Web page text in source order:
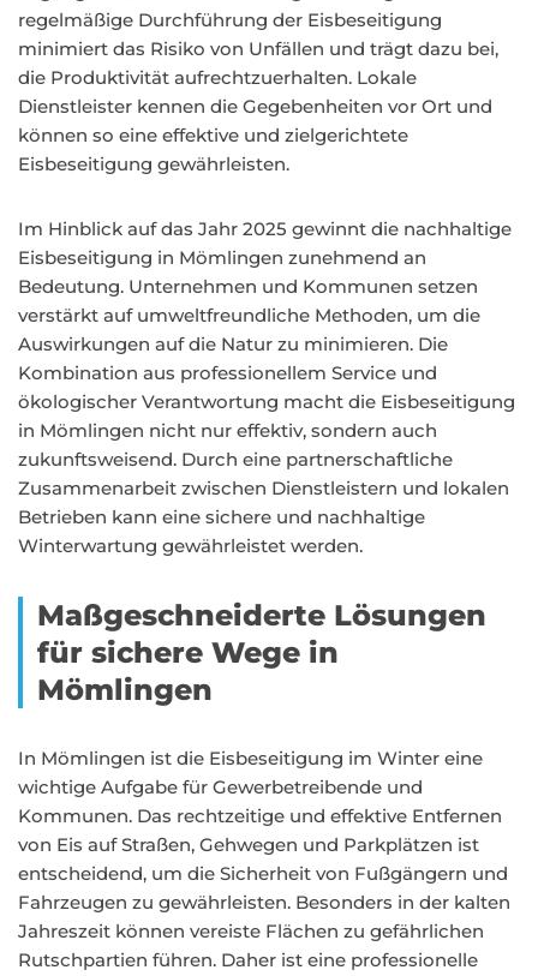
regelmäßige Durchführung der Eisbeseitigung
minimiert das Risiko von Unfällen und trägt dazu bei,
die Produktivität aufrechtzuerhalten. Lokale
Dienstleister kennen die Gegebenheiten vor Ort und
können so eine effektive und zielgerichtete
Eisbeseitigung gewährleisten.
Im Hinblick auf das Jahr 2025 gewinnt die nachhaltige
Eisbeseitigung in Mömlingen zunehmend an
Bedeutung. Unternehmen und Kommunen setzen
verstärkt auf umweltfreundliche Methoden, um die
Auswirkungen auf die Natur zu minimieren. Die
Kombination aus professionellem Service und
ökologischer Verantwortung macht die Eisbeseitigung
in Mömlingen nicht nur effektiv, sondern auch
zukunftsweisend. Durch eine partnerschaftliche
Zusammenarbeit zwischen Dienstleistern und lokalen
Betrieben kann eine sichere und nachhaltige
Winterwartung gewährleistet werden.
Maßgeschneiderte Lösungen
für sichere Wege in
Mömlingen
In Mömlingen ist die Eisbeseitigung im Winter eine
wichtige Aufgabe für Gewerbetreibende und
Kommunen. Das rechtzeitige und effektive Entfernen
von Eis auf Straßen, Gehwegen und Parkplätzen ist
entscheidend, um die Sicherheit von Fußgängern und
Fahrzeugen zu gewährleisten. Besonders in der kalten
Jahreszeit können vereiste Flächen zu gefährlichen
Rutschpartien führen. Daher ist eine professionelle